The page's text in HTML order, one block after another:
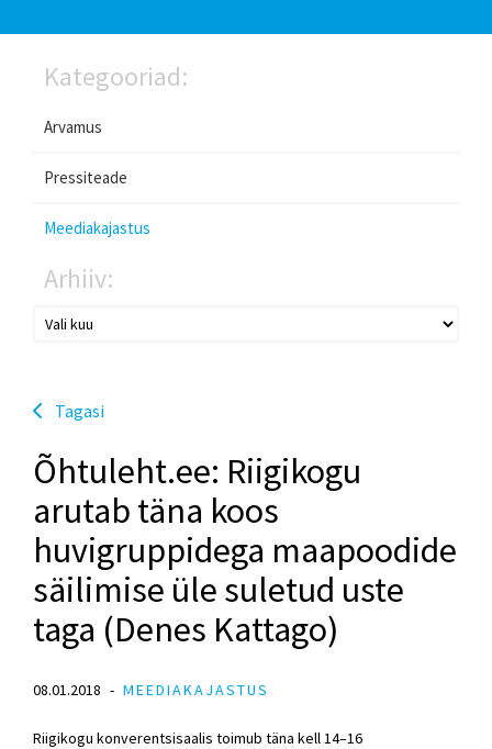
Kategooriad:
Arvamus
Pressiteade
Meediakajastus
Arhiiv:
Tagasi
Õhtuleht.ee: Riigikogu
arutab täna koos
huvigruppidega maapoodide
säilimise üle suletud uste
taga (Denes Kattago)
08.01.2018 MEEDIAKAJASTUS
Riigikogu konverentsisaalis toimub täna kell 14–16